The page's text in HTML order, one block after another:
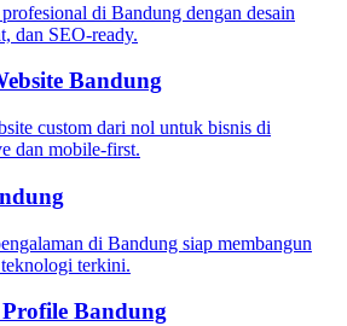
di Bandung dengan desain
dan SEO-ready.
Bandung
custom dari nol untuk bisnis di
dan mobile-first.
di Bandung siap membangun
terkini.
Bandung